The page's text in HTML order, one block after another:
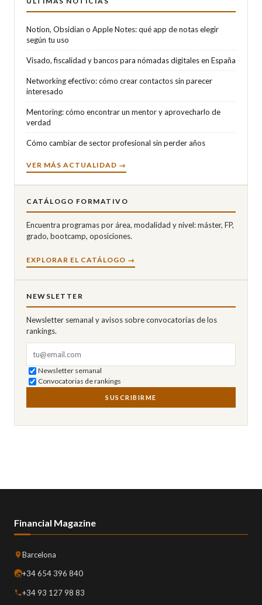
Notion, Obsidian o Apple Notes: qué app de notas elegir
según tu uso
Visado, fiscalidad y bancos para nómadas digitales en España
Networking efectivo: cómo crear contactos sin parecer
interesado
Mentoring: cómo encontrar un mentor y aprovecharlo de
verdad
Cómo cambiar de sector profesional sin perder años
VER MÁS ACTUALIDAD →
CATÁLOGO FORMATIVO
Encuentra programas por área, modalidad y nivel: máster, FP,
grado, bootcamp, oposiciones.
EXPLORAR EL CATÁLOGO →
NEWSLETTER
Newsletter semanal y avisos sobre convocatorias de los
rankings.
Newsletter semanal
Convocatorias de rankings
SUSCRIBIRME
Financial Magazine
Barcelona
+34 654 396 840
+34 93 127 98 83